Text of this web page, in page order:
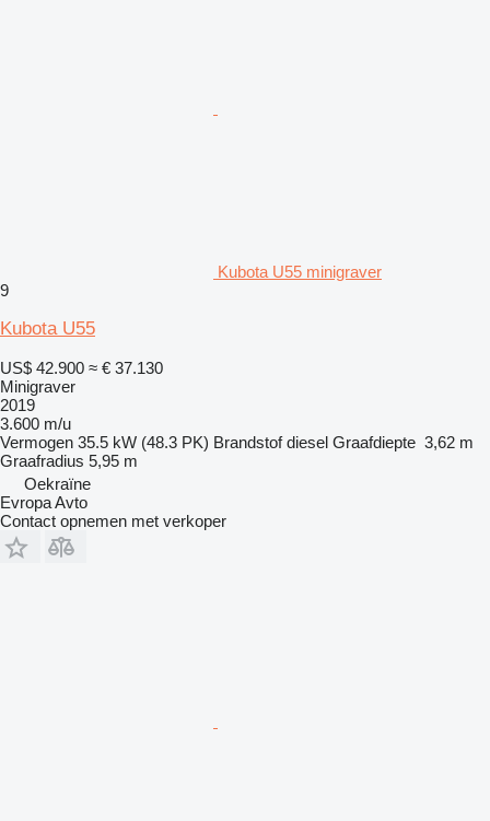
Kubota U55 minigraver
9
Kubota U55
US$ 42.900 ≈ € 37.130
Minigraver
2019
3.600 m/u
Vermogen 35.5 kW (48.3 PK) Brandstof diesel Graafdiepte 3,62 m
Graafradius 5,95 m
Oekraïne
Evropa Avto
Contact opnemen met verkoper